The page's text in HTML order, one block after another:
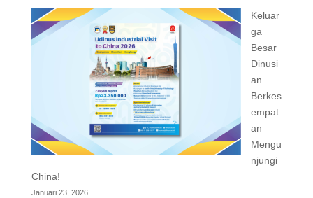
Keluar
ga
Besar
Dinusi
an
Berkes
empat
an
Mengu
njungi
China!
Januari 23, 2026